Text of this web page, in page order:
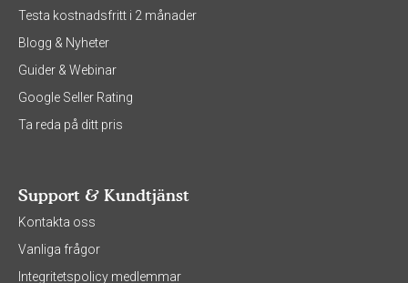
Testa kostnadsfritt i 2 månader
Blogg & Nyheter
Guider & Webinar
Google Seller Rating
Ta reda på ditt pris
Support & Kundtjänst
Kontakta oss
Vanliga frågor
Integritetspolicy medlemmar